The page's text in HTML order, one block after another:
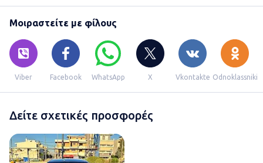
Μοιραστείτε με φίλους
Viber Facebook WhatsApp X Vkontakte Odnoklassniki
Δείτε σχετικές προσφορές